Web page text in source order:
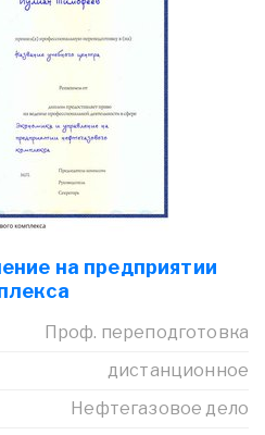
на предприятии
Проф. переподготовка
дистанционное
Нефтегазовое дело